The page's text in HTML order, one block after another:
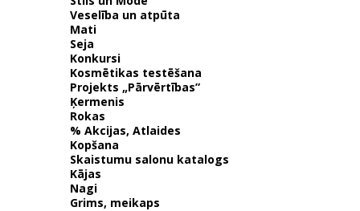
Veselība un atpūta
Mati
Seja
Konkursi
Kosmētikas testēšana
Projekts „Pārvērtības”
Ķermenis
Rokas
% Akcijas, Atlaides
Kopšana
Skaistumu salonu katalogs
Kājas
Nagi
Grims, meikaps